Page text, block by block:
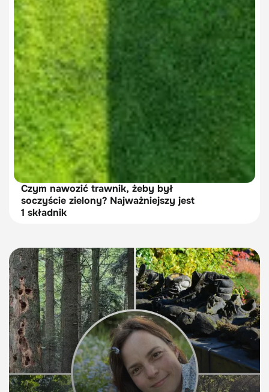
Czym nawozić trawnik, żeby był
soczyście zielony? Najważniejszy jest
1 składnik